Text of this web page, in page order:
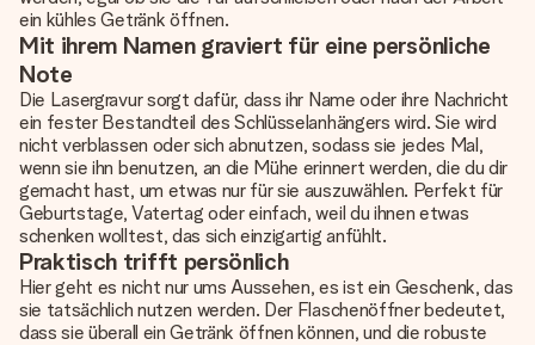
ein kühles Getränk öffnen.
Mit ihrem Namen graviert für eine persönliche
Note
Die Lasergravur sorgt dafür, dass ihr Name oder ihre Nachricht
ein fester Bestandteil des Schlüsselanhängers wird. Sie wird
nicht verblassen oder sich abnutzen, sodass sie jedes Mal,
wenn sie ihn benutzen, an die Mühe erinnert werden, die du dir
gemacht hast, um etwas nur für sie auszuwählen. Perfekt für
Geburtstage, Vatertag oder einfach, weil du ihnen etwas
schenken wolltest, das sich einzigartig anfühlt.
Praktisch trifft persönlich
Hier geht es nicht nur ums Aussehen, es ist ein Geschenk, das
sie tatsächlich nutzen werden. Der Flaschenöffner bedeutet,
dass sie überall ein Getränk öffnen können, und die robuste